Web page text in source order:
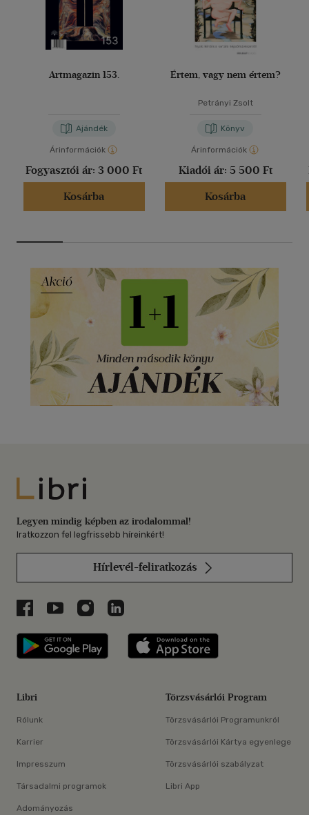
Artmagazin 153.
Ajándék
Árinformációk
Fogyasztói ár: 3 000 Ft
Kosárba
Értem, vagy nem értem?
Petrányi Zsolt
Könyv
Árinformációk
Kiadói ár: 5 500 Ft
Kosárba
Libri
Legyen mindig képben az irodalommal!
Iratkozzon fel legfrissebb híreinkért!
Hírlevél-feliratkozás
Libri a Facebookon
Libri a Youtube-on
Libri az Instagramon
Libri a LinkedInen
Libri applikáció Szerezd meg: Google
Libri
Rólunk
Karrier
Impresszum
Társadalmi programok
Adományozás
Törzsvásárlói Program
Törzsvásárlói Programunkról
Törzsvásárlói Kártya egyenlege
Törzsvásárlói szabályzat
Libri App